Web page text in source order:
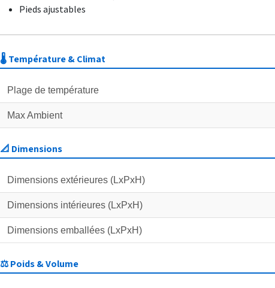
Pieds ajustables
🌡️ Température & Climat
Plage de température
Max Ambient
📐 Dimensions
Dimensions extérieures (LxPxH)
Dimensions intérieures (LxPxH)
Dimensions emballées (LxPxH)
⚖️ Poids & Volume